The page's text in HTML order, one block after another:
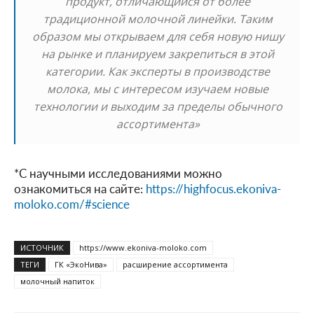
традиционной молочной линейки. Таким
образом мы открываем для себя новую нишу
на рынке и планируем закрепиться в этой
категории. Как эксперты в производстве
молока, мы с интересом изучаем новые
технологии и выходим за пределы обычного
ассортимента»
*С научными исследованиями можно
ознакомиться на сайте: https://highfocus.ekoniva-
moloko.com/#science
ИСТОЧНИК
https://www.ekoniva-moloko.com
ТЕГИ
ГК «ЭкоНива»
расширение ассортимента
молочный напиток